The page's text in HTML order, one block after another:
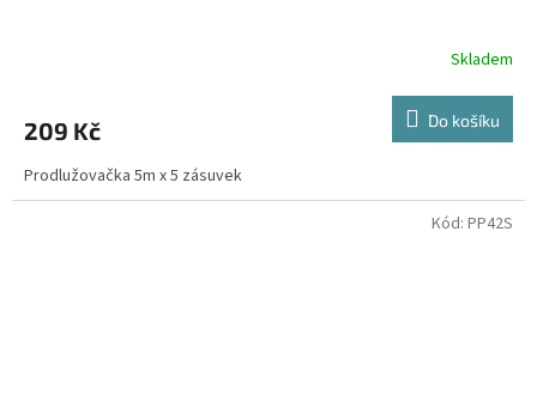
Skladem
209 Kč Do košíku
Prodlužovačka 5m x 5 zásuvek
Kód: PP42S